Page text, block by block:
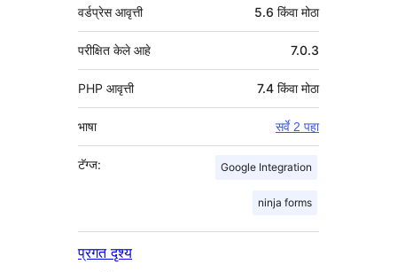
वर्डप्रेस आवृत्ती 5.6 किंवा मोठा
परीक्षित केले आहे 7.0.3
PHP आवृत्ती 7.4 किंवा मोठा
भाषा सर्वे 2 पहा
टॅग्ज: Google Integration
ninja forms
प्रगत दृश्य